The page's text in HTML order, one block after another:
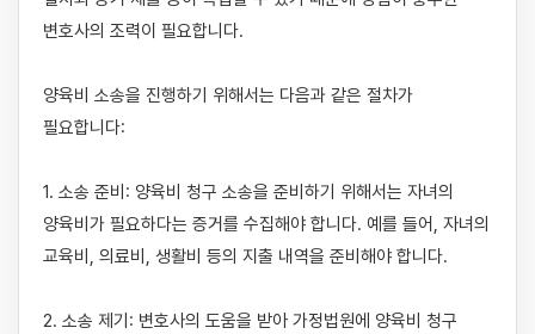
변호사의 조력이 필요합니다.
양육비 소송을 진행하기 위해서는 다음과 같은 절차가
필요합니다:
1. 소송 준비: 양육비 청구 소송을 준비하기 위해서는 자녀의
양육비가 필요하다는 증거를 수집해야 합니다. 예를 들어, 자녀의
교육비, 의료비, 생활비 등의 지출 내역을 준비해야 합니다.
2. 소송 제기: 변호사의 도움을 받아 가정법원에 양육비 청구